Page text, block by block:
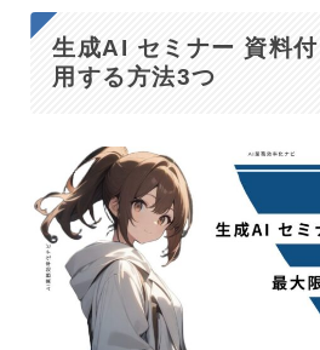
生成AI セミナー 資料
用する方法3つ